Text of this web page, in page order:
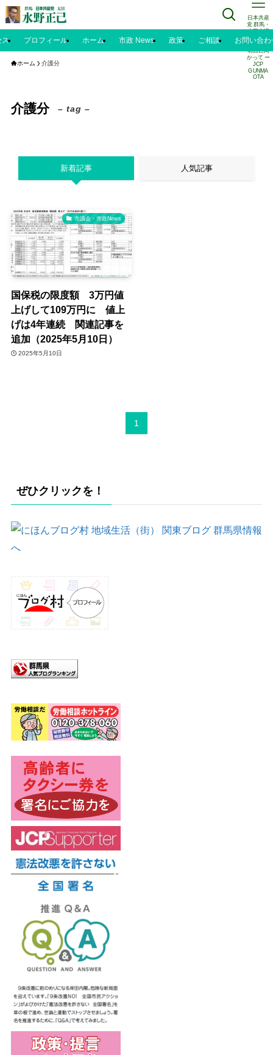
日本共産
党 群馬・
太田市議
水野正己
のブログ |
明日に向
かって ー
JCP
GUNMA
OTA
ス プロフィール ホーム 市政 News 政策 ご相談 お問い合わ
ホーム 介護分
介護分 – tag –
新着記事 人気記事
市議会・市政News
国保税の限度額 3万円値
上げして109万円に 値上
げは4年連続 関連記事を
追加（2025年5月10日）
2025年5月10日
1
ぜひクリックを！